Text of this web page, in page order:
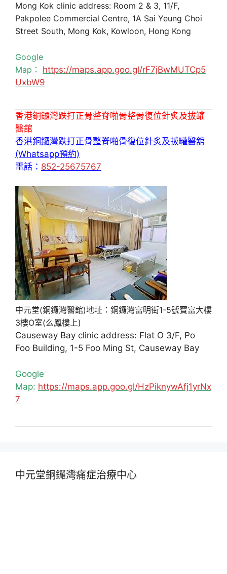
Mong Kok clinic address: Room 2 & 3, 11/F,
Pakpolee Commercial Centre, 1A Sai Yeung Choi
Street South, Mong Kok, Kowloon, Hong Kong
Google
Map： https://maps.app.goo.gl/rF7jBwMUTCp5
UxbW9
香港銅鑼灣跌打正骨整脊啪骨整骨復位針炙及拔罐
醫舘
香港銅鑼灣跌打正骨整脊啪骨復位針炙及拔罐醫舘
(Whatsapp預約)
電話： 852-25675767
中元堂(銅鑼灣醫舘)地址：銅鑼灣富明街1-5號寶富大樓
3樓O室(么鳳樓上)
Causeway Bay clinic address: Flat O 3/F, Po
Foo Building, 1-5 Foo Ming St, Causeway Bay
Google
Map: https://maps.app.goo.gl/HzPiknywAfj1yrNx
7
中元堂銅鑼灣痛症治療中心